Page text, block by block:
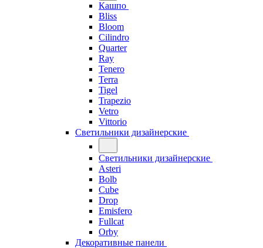
Кашпо
Bliss
Bloom
Cilindro
Quarter
Ray
Tenero
Terra
Tigel
Trapezio
Vetro
Vittorio
Светильники дизайнерские
Светильники дизайнерские
Asteri
Bolb
Cube
Drop
Emisfero
Fullcat
Orby
Декоративные панели